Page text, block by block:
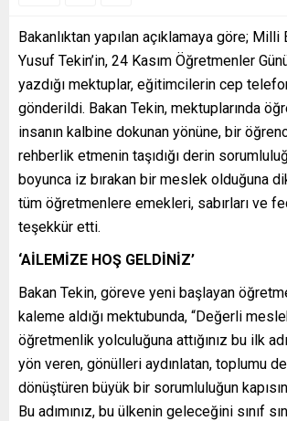
Bakanlıktan yapılan açıklamaya göre; Milli
Yusuf Tekin’in, 24 Kasım Öğretmenler
yazdığı mektuplar, eğitimcilerin cep
gönderildi. Bakan Tekin, mektuplarında
insanın kalbine dokunan yönüne, bir
rehberlik etmenin taşıdığı derin
boyunca iz bırakan bir meslek olduğuna
tüm öğretmenlere emekleri, sabırları ve
teşekkür etti.
‘AİLEMİZE HOŞ GELDİNİZ’
Bakan Tekin, göreve yeni başlayan
kaleme aldığı mektubunda, “Değerli
öğretmenlik yolculuğuna attığınız bu ilk
yön veren, gönülleri aydınlatan, toplumu
dönüştüren büyük bir sorumluluğun
Bu adımınız, bu ülkenin geleceğini sınıf